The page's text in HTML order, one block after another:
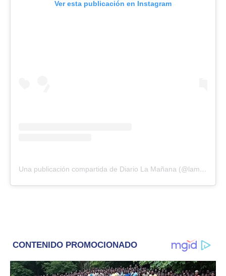
Ver esta publicación en Instagram
Una publicación compartida de Diario La Mañana (@lamananabolivar)